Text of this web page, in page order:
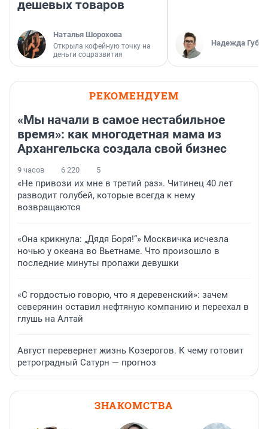
дешевых товаров
Наталья Шорохова
Открыла кофейную точку на
деньги соцразвития
Надежда
РЕКОМЕНДУЕМ
«Мы начали в самое нестабильное
время»: как многодетная мама из
Архангельска создала свой бизнес
9 часов 6 220 5
«Не привози их мне в третий раз». Читинец 40 лет
разводит голубей, которые всегда к нему
возвращаются
«Она крикнула: „Дядя Боря!“» Москвичка исчезла
ночью у океана во Вьетнаме. Что произошло в
последние минуты пропажи девушки
«С гордостью говорю, что я деревенский»: зачем
северянин оставил нефтяную компанию и переехал в
глушь на Алтай
Август перевернет жизнь Козерогов. К чему готовит
ретроградный Сатурн — прогноз
ЗНАКОМСТВА